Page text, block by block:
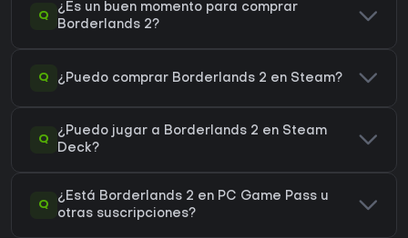
Q
¿Es un buen momento para comprar
Borderlands 2?
Q ¿Puedo comprar Borderlands 2 en Steam?
Q
¿Puedo jugar a Borderlands 2 en Steam
Deck?
Q
¿Está Borderlands 2 en PC Game Pass u
otras suscripciones?